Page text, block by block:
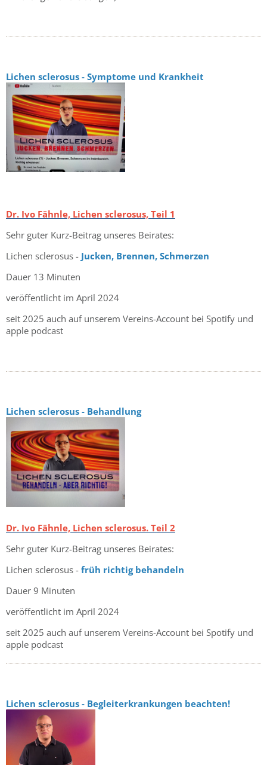
Lichen sclerosus - Symptome und Krankheit
Dr. Ivo Fähnle, Lichen sclerosus, Teil 1
Sehr guter Kurz-Beitrag unseres Beirates:
Lichen sclerosus - Jucken, Brennen, Schmerzen
Dauer 13 Minuten
veröffentlicht im April 2024
seit 2025 auch auf unserem Vereins-Account bei Spotify und
apple podcast
Lichen sclerosus - Behandlung
Dr. Ivo Fähnle, Lichen sclerosus. Teil 2
Sehr guter Kurz-Beitrag unseres Beirates:
Lichen sclerosus - früh richtig behandeln
Dauer 9 Minuten
veröffentlicht im April 2024
seit 2025 auch auf unserem Vereins-Account bei Spotify und
apple podcast
Lichen sclerosus - Begleiterkrankungen beachten!